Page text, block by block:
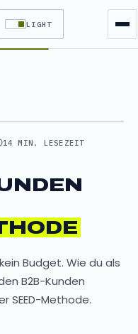
LIGHT
14 MIN. LESEZEIT
Budget. Wie du als
B2B-Kunden
SEED-Methode.